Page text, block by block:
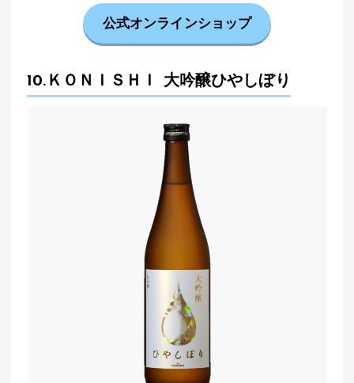
公式オンラインショップ
10.ＫＯＮＩＳＨＩ 大吟醸ひやしぼり